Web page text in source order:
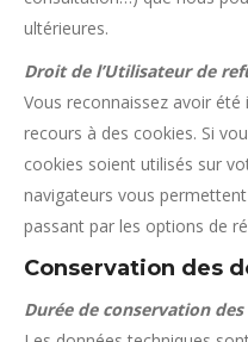
ultérieures.
Droit de l’Utilisateur de
Vous reconnaissez avoir été
recours à des cookies. Si
cookies soient utilisés sur
navigateurs vous
passant par les options de
Conservation des
Durée de conservation